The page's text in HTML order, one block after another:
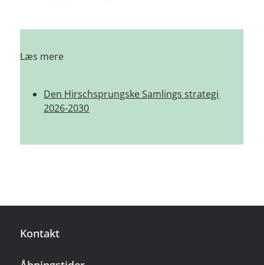
Læs mere
Den Hirschsprungske Samlings strategi
2026-2030
Kontakt